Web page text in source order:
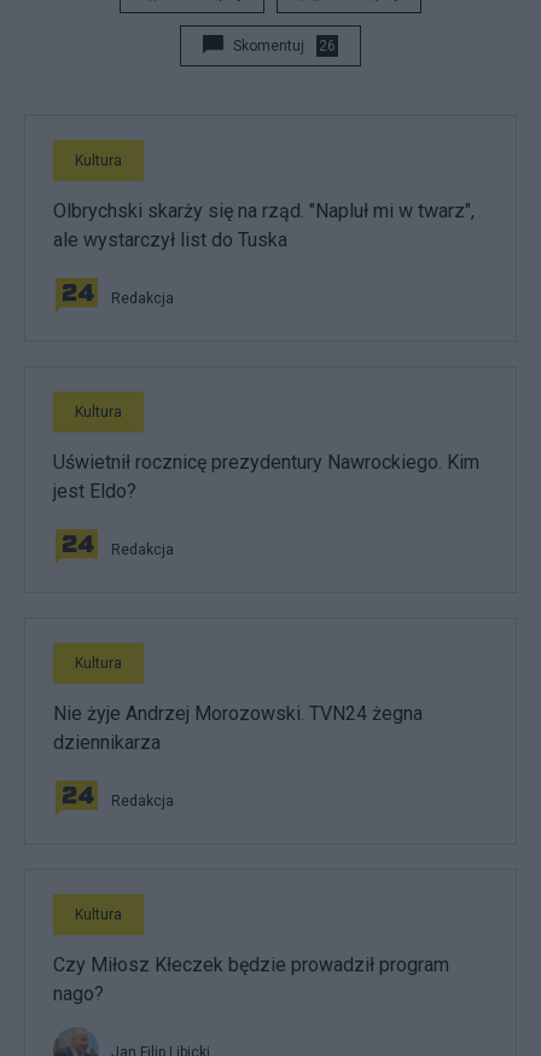
Skomentuj 26
Kultura
Olbrychski skarży się na rząd. "Napluł mi w twarz",
ale wystarczył list do Tuska
Redakcja
Kultura
Uświetnił rocznicę prezydentury Nawrockiego. Kim
jest Eldo?
Redakcja
Kultura
Nie żyje Andrzej Morozowski. TVN24 żegna
dziennikarza
Redakcja
Kultura
Czy Miłosz Kłeczek będzie prowadził program
nago?